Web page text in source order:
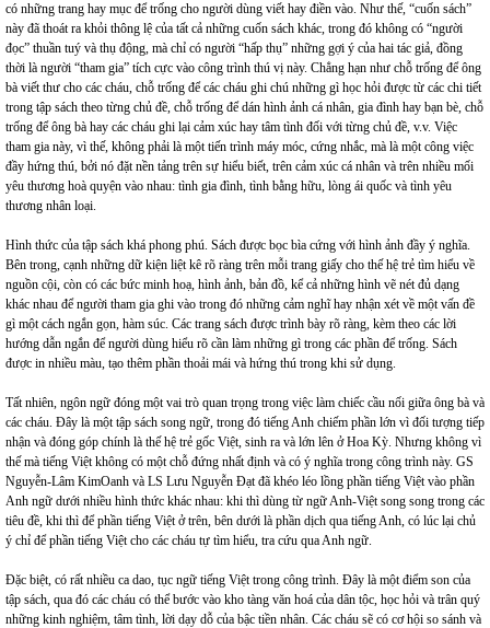
có những trang hay mục để trống cho người dùng viết hay điền vào. Như thế, “cuốn sách”
này đã thoát ra khỏi thông lệ của tất cả những cuốn sách khác, trong đó không có “người
đọc” thuần tuý và thụ động, mà chỉ có người “hấp thụ” những gợi ý của hai tác giả, đồng
thời là người “tham gia” tích cực vào công trình thú vị này. Chẳng hạn như chỗ trống để ông
bà viết thư cho các cháu, chỗ trống để các cháu ghi chú những gì học hỏi được từ các chi tiết
trong tập sách theo từng chủ đề, chỗ trống để dán hình ảnh cá nhân, gia đình hay bạn bè, chỗ
trống để ông bà hay các cháu ghi lại cảm xúc hay tâm tình đối với từng chủ đề, v.v. Việc
tham gia này, vì thế, không phải là một tiến trình máy móc, cứng nhắc, mà là một công việc
đầy hứng thú, bởi nó đặt nền tảng trên sự hiểu biết, trên cảm xúc cá nhân và trên nhiều mối
yêu thương hoà quyện vào nhau: tình gia đình, tình bằng hữu, lòng ái quốc và tình yêu
thương nhân loại.
Hình thức của tập sách khá phong phú. Sách được bọc bìa cứng với hình ảnh đầy ý nghĩa.
Bên trong, cạnh những dữ kiện liệt kê rõ ràng trên mỗi trang giấy cho thế hệ trẻ tìm hiểu về
nguồn cội, còn có các bức minh hoạ, hình ảnh, bản đồ, kể cả những hình vẽ nét đủ dạng
khác nhau để người tham gia ghi vào trong đó những cảm nghĩ hay nhận xét về một vấn đề
gì một cách ngắn gọn, hàm súc. Các trang sách được trình bày rõ ràng, kèm theo các lời
hướng dẫn ngắn để người dùng hiểu rõ cần làm những gì trong các phần để trống. Sách
được in nhiều màu, tạo thêm phần thoải mái và hứng thú trong khi sử dụng.
Tất nhiên, ngôn ngữ đóng một vai trò quan trọng trong việc làm chiếc cầu nối giữa ông bà và
các cháu. Đây là một tập sách song ngữ, trong đó tiếng Anh chiếm phần lớn vì đối tượng tiếp
nhận và đóng góp chính là thế hệ trẻ gốc Việt, sinh ra và lớn lên ở Hoa Kỳ. Nhưng không vì
thế mà tiếng Việt không có một chỗ đứng nhất định và có ý nghĩa trong công trình này. GS
Nguyễn-Lâm KimOanh và LS Lưu Nguyễn Đạt đã khéo léo lồng phần tiếng Việt vào phần
Anh ngữ dưới nhiều hình thức khác nhau: khi thì dùng từ ngữ Anh-Việt song song trong các
tiêu đề, khi thì để phần tiếng Việt ở trên, bên dưới là phần dịch qua tiếng Anh, có lúc lại chủ
ý chỉ để phần tiếng Việt cho các cháu tự tìm hiểu, tra cứu qua Anh ngữ.
Đặc biệt, có rất nhiều ca dao, tục ngữ tiếng Việt trong công trình. Đây là một điểm son của
tập sách, qua đó các cháu có thể bước vào kho tàng văn hoá của dân tộc, học hỏi và trân quý
những kinh nghiệm, tâm tình, lời dạy dỗ của bậc tiền nhân. Các cháu sẽ có cơ hội so sánh và